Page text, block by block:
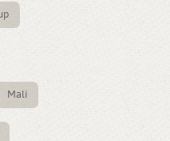
Mali